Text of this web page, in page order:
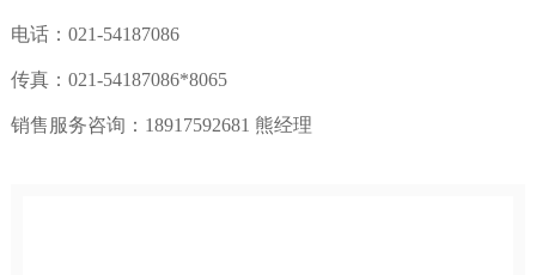
电话：021-54187086
传真：021-54187086*8065
销售服务咨询：18917592681 熊经理